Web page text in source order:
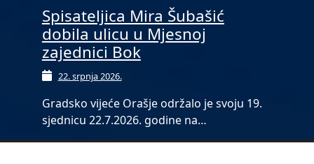
Spisateljica Mira Šubašić
dobila ulicu u Mjesnoj
zajednici Bok
22. srpnja 2026.
Gradsko vijeće Orašje održalo je svoju 19.
sjednicu 22.7.2026. godine na…